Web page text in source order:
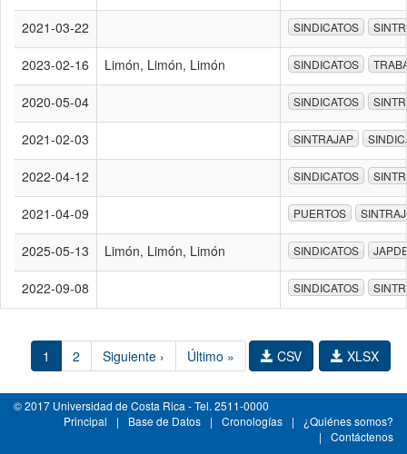
2021-03-22 SINDICATOS
2023-02-16 Limón, Limón, Limón SINDICATOS
2020-05-04 SINDICATOS
2021-02-03 SINTRAJAP
2022-04-12 SINDICATOS
2021-04-09 PUERTOS
2025-05-13 Limón, Limón, Limón SINDICATOS
2022-09-08 SINDICATOS
1 2 Siguiente › Último » XLSX
CSV
© 2017 Universidad de Costa Rica - Tel. 2511-0000
Principal
| Base de Datos | Cronologías |
¿Quiénes somos?
|
Contáctenos